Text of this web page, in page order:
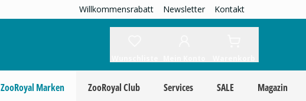
Willkommensrabatt Newsletter Kontakt
ZooRoyal Marken ZooRoyal Club Services SALE Magazin